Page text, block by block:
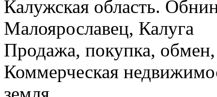
Калужская область.
Малоярославец, Калуга
Продажа, покупка, обмен,
Коммерческая